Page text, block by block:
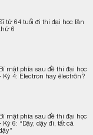
tử 64 tuổi đi thi đại học lần
6
Bí mật phía sau đề thi đại học
Kỳ 4: Electron hay êlectrôn?
Bí mật phía sau đề thi đại học
Kỳ 6: “Dậy, dậy đi, tất cả